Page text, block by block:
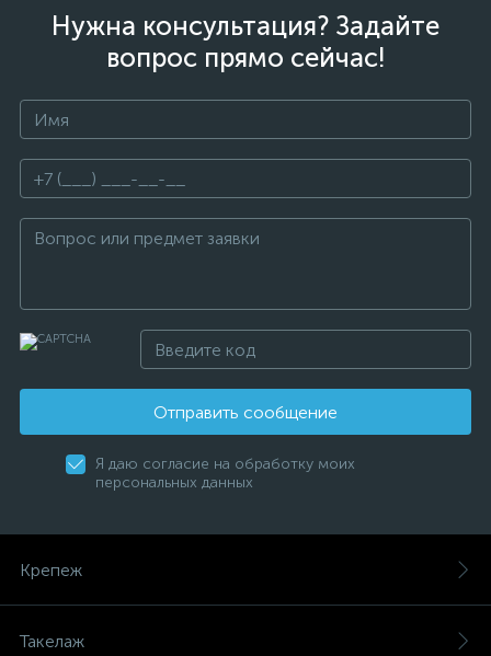
Нужна консультация? Задайте
вопрос прямо сейчас!
Отправить сообщение
Я даю согласие на обработку моих
персональных данных
Крепеж
Такелаж